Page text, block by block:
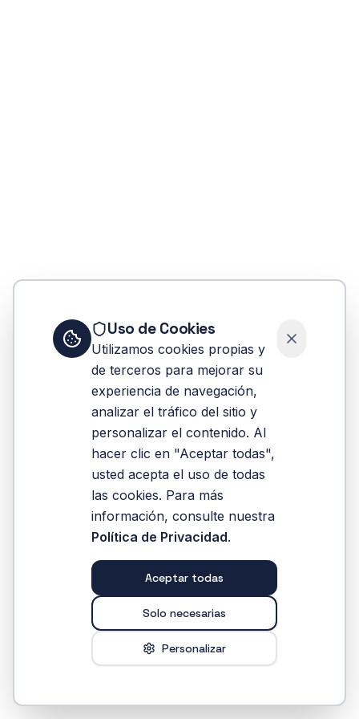
Uso de Cookies
Utilizamos cookies propias y
de terceros para mejorar su
experiencia de navegación,
analizar el tráfico del sitio y
personalizar el contenido. Al
hacer clic en "Aceptar todas",
usted acepta el uso de todas
las cookies. Para más
información, consulte nuestra
Política de Privacidad.
Aceptar todas
Solo necesarias
Personalizar
404
Oops! Página no encontrada
Volver al Inicio